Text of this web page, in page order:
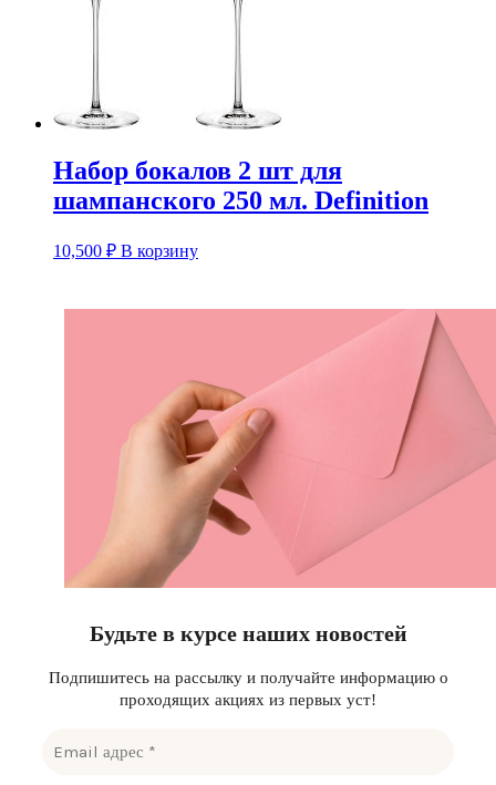
Набор бокалов 2 шт для
шампанского 250 мл. Definition
10,500 ₽ В корзину
Будьте в курсе наших новостей
Подпишитесь на рассылку и получайте информацию о
проходящих акциях из первых уст!